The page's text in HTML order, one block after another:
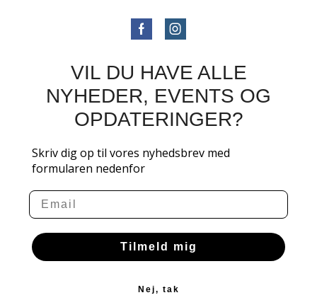
VIL DU HAVE ALLE
NYHEDER, EVENTS OG
OPDATERINGER?
Skriv dig op til vores nyhedsbrev med
formularen nedenfor
Email
Tilmeld mig
Nej, tak